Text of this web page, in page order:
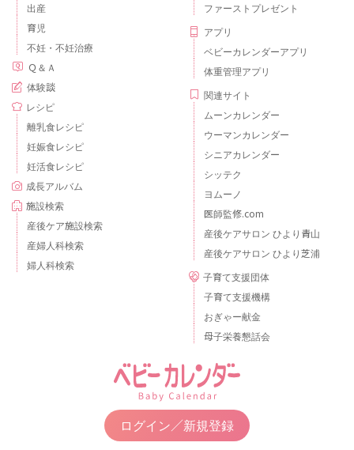
出産
育児
不妊・不妊治療
Ｑ＆Ａ
体験談
レシピ
離乳食レシピ
妊娠食レシピ
妊活食レシピ
成長アルバム
施設検索
産後ケア施設検索
産婦人科検索
婦人科検索
ファーストプレゼント
アプリ
ベビーカレンダーアプリ
体重管理アプリ
関連サイト
ムーンカレンダー
ウーマンカレンダー
シニアカレンダー
シッテク
ヨムーノ
医師監修.com
産後ケアサロン ひより青山
産後ケアサロン ひより芝浦
子育て支援団体
子育て支援機構
おぎゃー献金
母子栄養懇話会
ログイン／新規登録